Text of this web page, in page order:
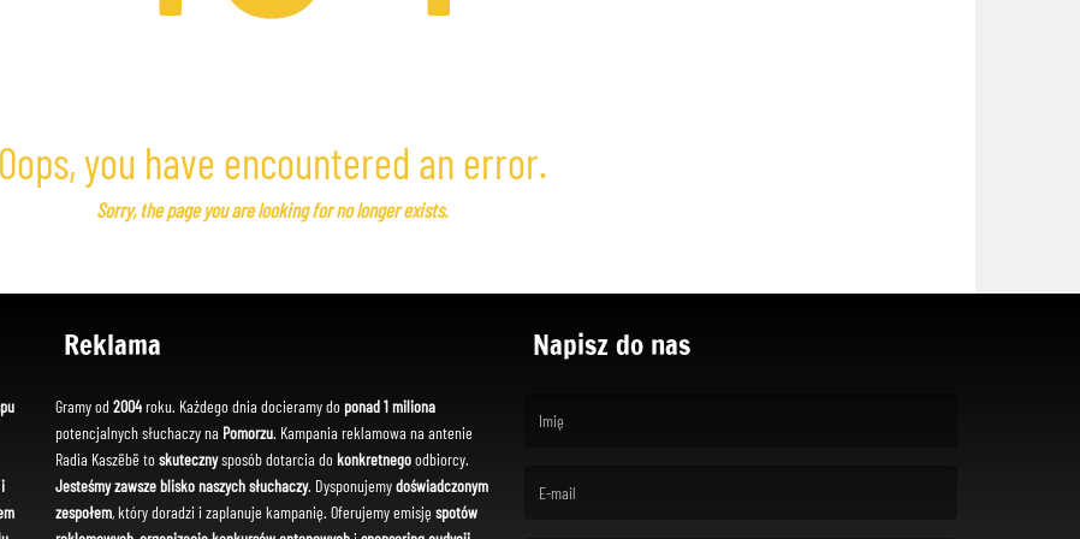
Oops, you have encountered an error.
Sorry, the page you are looking for no longer exists.
i
Reklama
Gramy od 2004roku. Każdego dnia docieramy do ponad 1 miliona
potencjalnych słuchaczy na Pomorzu. Kampania reklamowa na antenie
Radia Kaszëbë toskutecznysposób dotarcia dokonkretnegoodbiorcy.
Jesteśmy zawsze blisko naszych słuchaczy. Dysponujemydoświadczonym
zespołem, który doradzi i zaplanuje kampanię. Oferujemy emisję spotów
Napisz do nas